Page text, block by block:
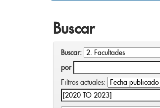
Buscar
Buscar:
por
Filtros actuales: